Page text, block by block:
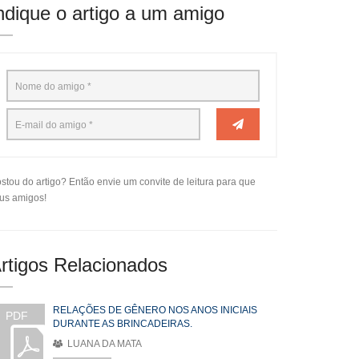
o artigo a um amigo
do artigo? Então envie um convite de leitura para que
amigos!
Relacionados
PDF
RELAÇÕES DE GÊNERO NOS ANOS INICIAIS
DURANTE AS BRINCADEIRAS.
LUANA DA MATA